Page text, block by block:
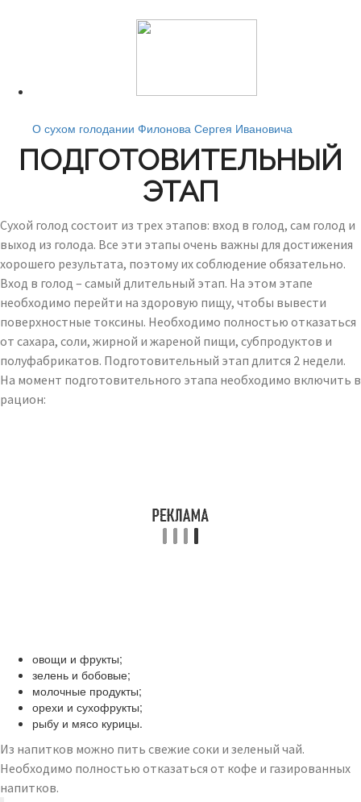
О сухом голодании Филонова Сергея Ивановича
ПОДГОТОВИТЕЛЬНЫЙ
ЭТАП
Сухой голод состоит из трех этапов: вход в голод, сам голод и
выход из голода. Все эти этапы очень важны для достижения
хорошего результата, поэтому их соблюдение обязательно.
Вход в голод – самый длительный этап. На этом этапе
необходимо перейти на здоровую пищу, чтобы вывести
поверхностные токсины. Необходимо полностью отказаться
от сахара, соли, жирной и жареной пищи, субпродуктов и
полуфабрикатов. Подготовительный этап длится 2 недели.
На момент подготовительного этапа необходимо включить в
рацион:
овощи и фрукты;
зелень и бобовые;
молочные продукты;
орехи и сухофрукты;
рыбу и мясо курицы.
Из напитков можно пить свежие соки и зеленый чай.
Необходимо полностью отказаться от кофе и газированных
напитков.